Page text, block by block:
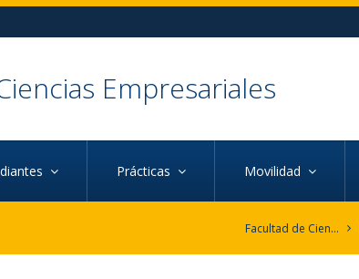
Empresariales
Prácticas Movilidad
Facultad de Ciencias Empresariales